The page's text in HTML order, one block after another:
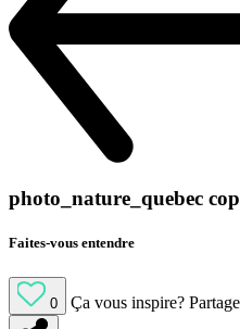
photo_nature_quebec
Faites-vous entendre
0 Ça vous inspire?